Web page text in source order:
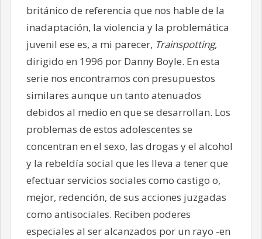
británico de referencia que nos hable de la
inadaptación, la violencia y la problemática
juvenil ese es, a mi parecer, Trainspotting,
dirigido en 1996 por Danny Boyle. En esta
serie nos encontramos con presupuestos
similares aunque un tanto atenuados
debidos al medio en que se desarrollan. Los
problemas de estos adolescentes se
concentran en el sexo, las drogas y el alcohol
y la rebeldía social que les lleva a tener que
efectuar servicios sociales como castigo o,
mejor, redención, de sus acciones juzgadas
como antisociales. Reciben poderes
especiales al ser alcanzados por un rayo -en